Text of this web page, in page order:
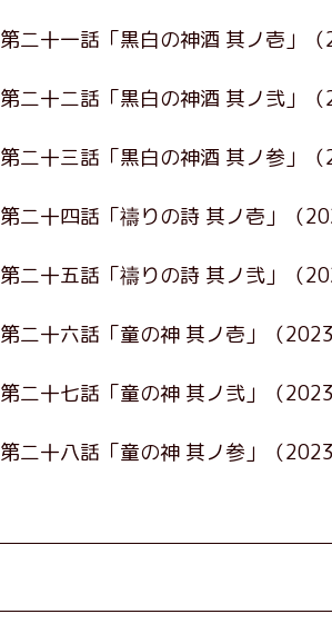
第二十一話「黒白の神酒 其ノ壱」
第二十二話「黒白の神酒 其ノ弐」
第二十三話「黒白の神酒 其ノ参」
第二十四話「禱りの詩 其ノ壱」 （
第二十五話「禱りの詩 其ノ弐」 （
第二十六話「童の神 其ノ壱」 （
第二十七話「童の神 其ノ弐」 （
第二十八話「童の神 其ノ参」 （